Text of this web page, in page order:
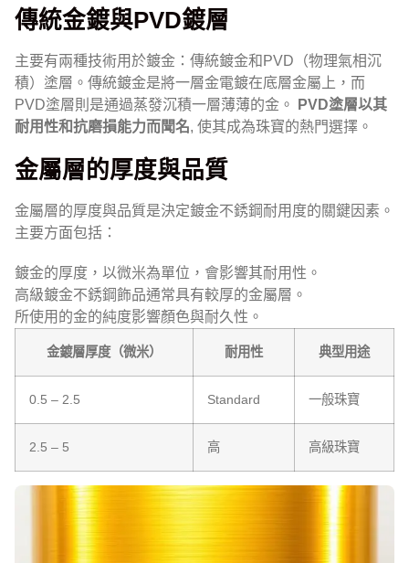
傳統金鍍與PVD鍍層
主要有兩種技術用於鍍金：傳統鍍金和PVD（物理氣相沉
積）塗層。傳統鍍金是將一層金電鍍在底層金屬上，而
PVD塗層則是通過蒸發沉積一層薄薄的金。
PVD塗層以其
耐用性和抗磨損能力而聞名, 使其成為珠寶的熱門選擇。
金屬層的厚度與品質
金屬層的厚度與品質是決定鍍金不銹鋼耐用度的關鍵因素。
主要方面包括：
鍍金的厚度，以微米為單位，會影響其耐用性。
高級鍍金不銹鋼飾品通常具有較厚的金屬層。
所使用的金的純度影響顏色與耐久性。
金鍍層厚度（微米） 耐用性 典型用途
0.5 – 2.5 Standard 一般珠寶
2.5 – 5 高 高級珠寶